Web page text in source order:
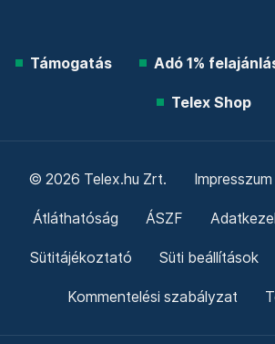
Támogatás Adó 1%
Telex Shop
© 2026 Telex.hu Zrt. Impresszum
Átláthatóság ÁSZF
Sütitájékoztató Süti beállítások
Kommentelési szabályzat